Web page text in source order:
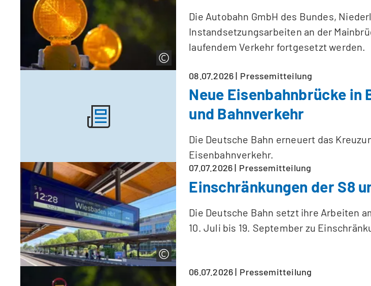
Die Autobahn GmbH des Bundes,
Instandsetzungsarbeiten an der
laufendem Verkehr fortgesetzt werden.
08.07.2026 Pressemitteilung
Neue Eisenbahnbrücke
und Bahnverkehr
Die Deutsche Bahn erneuert das
Eisenbahnverkehr.
07.07.2026 Pressemitteilung
Einschränkungen der S8
Die Deutsche Bahn setzt ihre Arbeiten
10. Juli bis 19. September zu
06.07.2026 Pressemitteilung